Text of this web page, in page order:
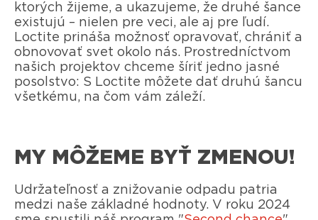
ktorých žijeme, a ukazujeme, že druhé šance
existujú – nielen pre veci, ale aj pre ľudí.
Loctite prináša možnosť opravovať, chrániť a
obnovovať svet okolo nás. Prostredníctvom
našich projektov chceme šíriť jedno jasné
posolstvo: S Loctite môžete dať druhú šancu
všetkému, na čom vám záleží.
MY MÔŽEME BYŤ ZMENOU!
Udržateľnosť a znižovanie odpadu patria
medzi naše základné hodnoty. V roku 2024